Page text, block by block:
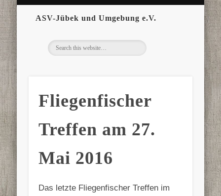
ASV-Jübek und Umgebung e.V.
Fliegenfischer
Treffen am 27.
Mai 2016
Das letzte Fliegenfischer Treffen im